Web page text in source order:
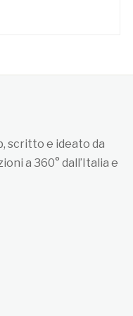
scritto e ideato da
a 360° dall’Italia e